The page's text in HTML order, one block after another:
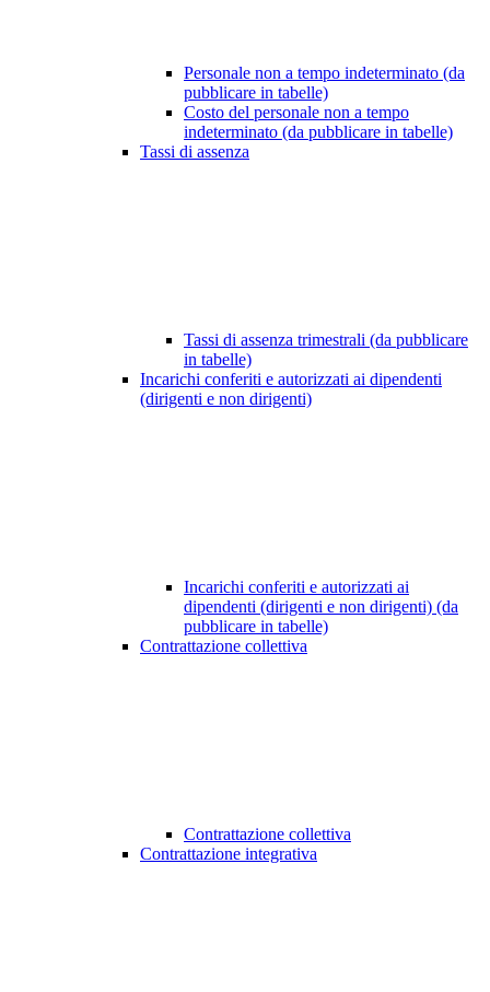
Personale non a tempo indeterminato (da
pubblicare in tabelle)
Costo del personale non a tempo
indeterminato (da pubblicare in tabelle)
Tassi di assenza
Tassi di assenza trimestrali (da pubblicare
in tabelle)
Incarichi conferiti e autorizzati ai dipendenti
(dirigenti e non dirigenti)
Incarichi conferiti e autorizzati ai
dipendenti (dirigenti e non dirigenti) (da
pubblicare in tabelle)
Contrattazione collettiva
Contrattazione collettiva
Contrattazione integrativa